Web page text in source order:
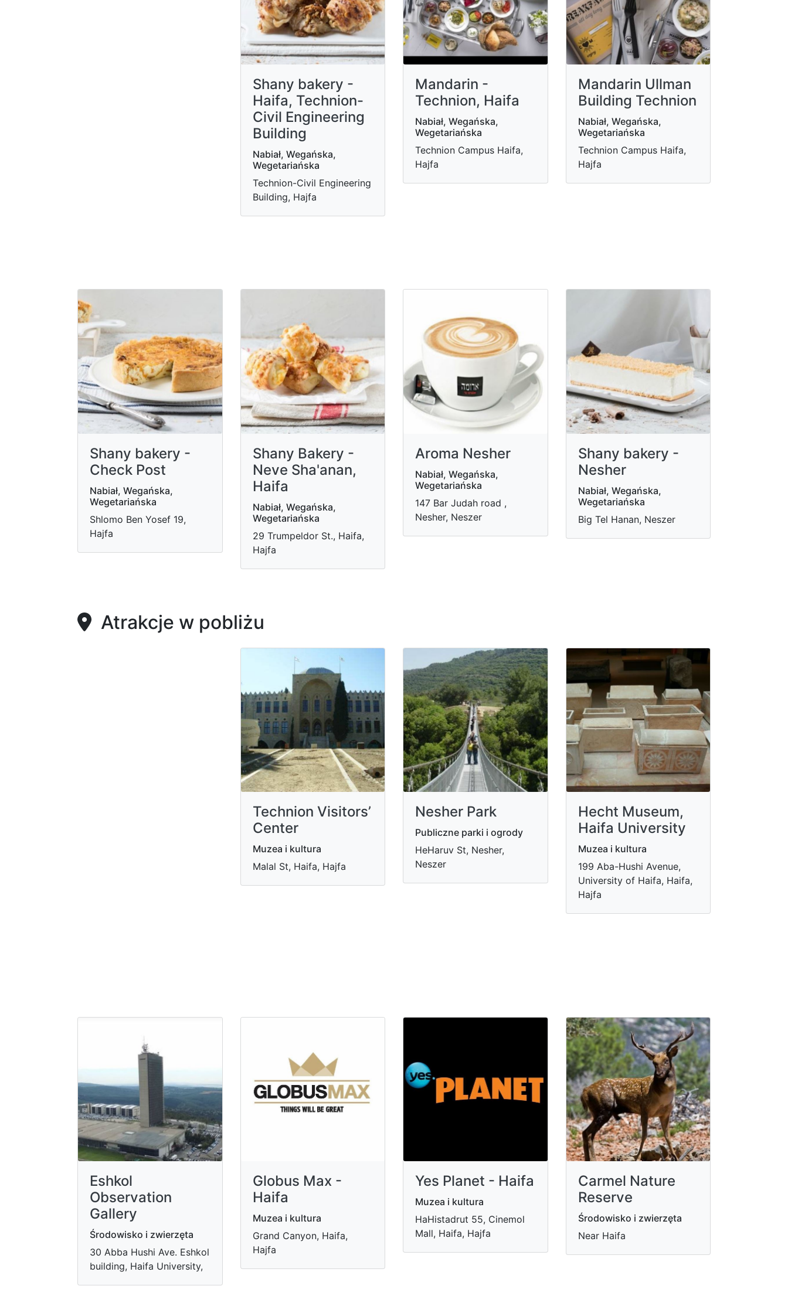
Shany bakery -
Haifa, Technion-
Civil Engineering
Building
Nabiał, Wegańska,
Wegetariańska
Technion-Civil Engineering
Building, Hajfa
Mandarin -
Technion, Haifa
Nabiał, Wegańska,
Wegetariańska
Technion Campus Haifa,
Hajfa
Mandarin Ullman
Building Technion
Nabiał, Wegańska,
Wegetariańska
Technion Campus Haifa,
Hajfa
Shany bakery -
Check Post
Nabiał, Wegańska,
Wegetariańska
Shlomo Ben Yosef 19,
Hajfa
Shany Bakery -
Neve Sha'anan,
Haifa
Nabiał, Wegańska,
Wegetariańska
29 Trumpeldor St., Haifa,
Hajfa
Aroma Nesher
Nabiał, Wegańska,
Wegetariańska
147 Bar Judah road ,
Nesher, Neszer
Shany bakery -
Nesher
Nabiał, Wegańska,
Wegetariańska
Big Tel Hanan, Neszer
Atrakcje w pobliżu
Technion Visitors’
Center
Muzea i kultura
Malal St, Haifa, Hajfa
Nesher Park
Publiczne parki i ogrody
HeHaruv St, Nesher,
Neszer
Hecht Museum,
Haifa University
Muzea i kultura
199 Aba-Hushi Avenue,
University of Haifa, Haifa,
Hajfa
Eshkol
Observation
Gallery
Środowisko i zwierzęta
30 Abba Hushi Ave. Eshkol
building, Haifa University,
Globus Max -
Haifa
Muzea i kultura
Grand Canyon, Haifa,
Hajfa
Yes Planet - Haifa
Muzea i kultura
HaHistadrut 55, Cinemol
Mall, Haifa, Hajfa
Carmel Nature
Reserve
Środowisko i zwierzęta
Near Haifa